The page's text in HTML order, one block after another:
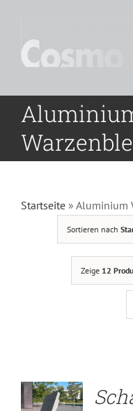
springen
Startseite » Aluminium
Sortieren nach
Zeige 12